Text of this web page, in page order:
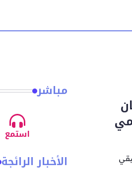
مباشر
استمع
الأخبار الرائجة